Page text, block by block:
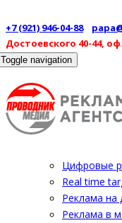
+7 (921) 946-04-88
Достоевского 40-44,
Toggle navigation
Цифровые
Real time
Реклама на
Реклама в